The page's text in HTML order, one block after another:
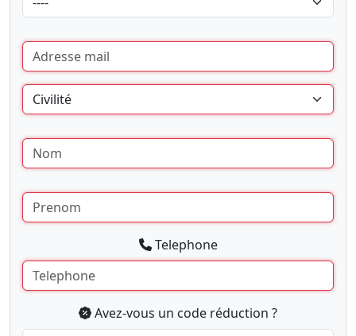
Telephone
Avez-vous un code réduction ?